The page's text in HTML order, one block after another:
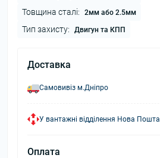
Товщина сталі: 2мм або 2.5мм
Тип захисту: Двигун та КПП
Доставка
Самовивіз м.Дніпро
У вантажні відділення Нова Пошта
Оплата